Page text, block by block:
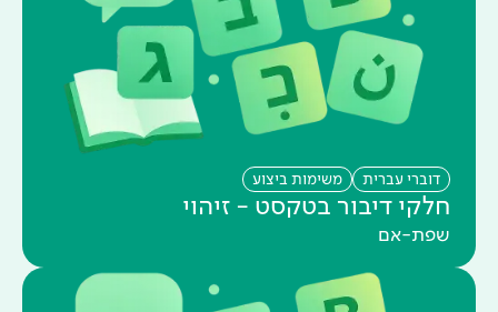
דוברי עברית משימות ביצוע
חלקי דיבור בטקסט - זיהוי
שפת-אם